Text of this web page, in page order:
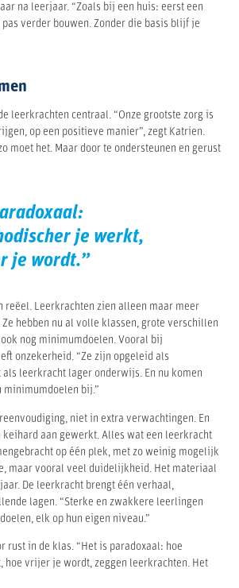
na leerjaar. “Zoals bij een huis: eerst een
verder bouwen. Zonder die basis blijf je
leerkrachten centraal. “Onze grootste zorg is
op een positieve manier”, zegt Katrien.
moet het. Maar door te ondersteunen en gerust
je werkt,
je wordt.”
reëel. Leerkrachten zien alleen maar meer
hebben nu al volle klassen, grote verschillen
nog minimumdoelen. Vooral bij
onzekerheid. “Ze zijn opgeleid als
leerkracht lager onderwijs. En nu komen
minimumdoelen bij.”
niet in extra verwachtingen. En
aan gewerkt. Alles wat een leerkracht
op één plek, met zo weinig mogelijk
maar vooral veel duidelijkheid. Het materiaal
De leerkracht brengt één verhaal,
lagen. “Sterke en zwakkere leerlingen
elk op hun eigen niveau.”
rust in de klas. “Het is paradoxaal: hoe
hoe vrijer je wordt, zeggen leerkrachten. Het